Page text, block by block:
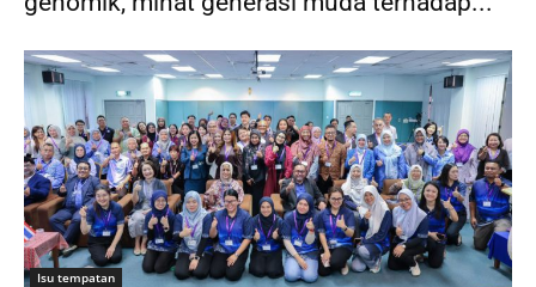
Isu tempatan